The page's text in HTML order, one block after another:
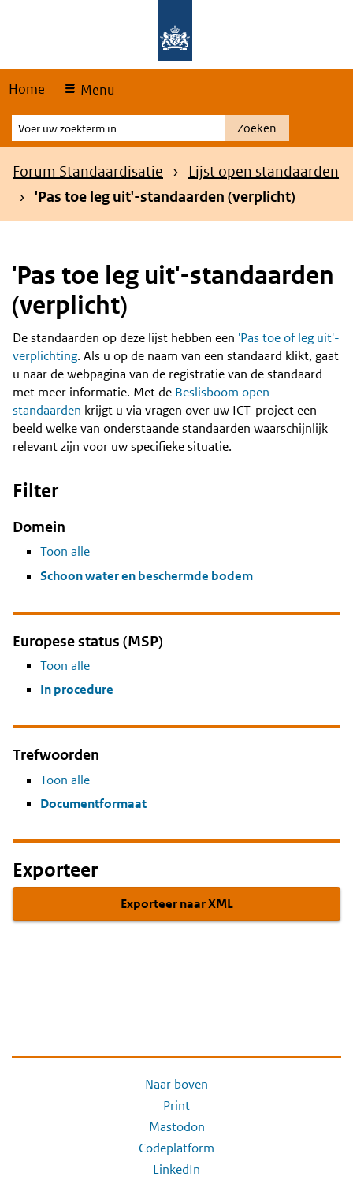
Home Menu
Voer
uw
zoekterm
Zoeken
Kruimelpad
Forum Standaardisatie
Lijst open standaarden
'Pas toe leg uit'-standaarden (verplicht)
'Pas toe leg uit'-standaarden
(verplicht)
Content
De standaarden op deze lijst hebben een 'Pas toe of leg uit'-
verplichting. Als u op de naam van een standaard klikt, gaat
u naar de webpagina van de registratie van de standaard
met meer informatie. Met de Beslisboom open
standaarden krijgt u via vragen over uw ICT-project een
beeld welke van onderstaande standaarden waarschijnlijk
relevant zijn voor uw specifieke situatie.
Filter
Domein
Toon alle
Schoon water en beschermde bodem
Europese status (MSP)
Toon alle
In procedure
Trefwoorden
Toon alle
Documentformaat
Exporteer
Exporteer naar XML
Naar boven
Print
Mastodon
Codeplatform
LinkedIn